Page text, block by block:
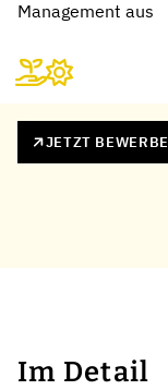
Management aus
JETZT
Im Detail